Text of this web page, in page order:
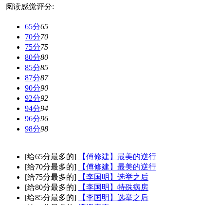
阅读感觉评分:
65分65
70分70
75分75
80分80
85分85
87分87
90分90
92分92
94分94
96分96
98分98
[给65分最多的]
【傅修建】最美的逆行
[给70分最多的]
【傅修建】最美的逆行
[给75分最多的]
【李国明】选举之后
[给80分最多的]
【李国明】特殊病房
[给85分最多的]
【李国明】选举之后